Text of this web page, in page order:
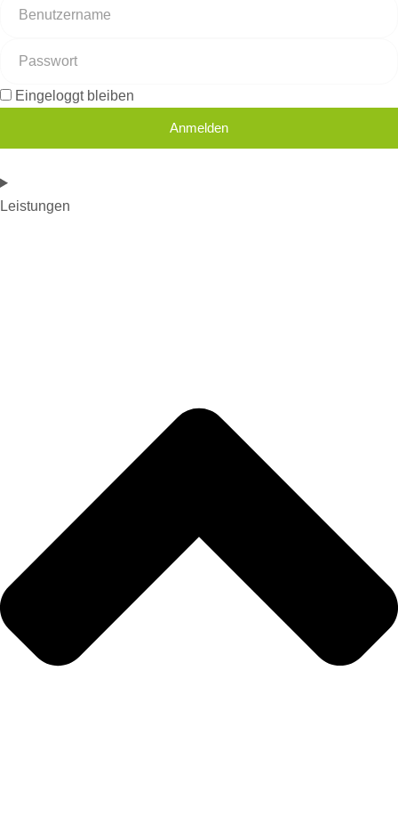
Eingeloggt bleiben
Anmelden
Leistungen